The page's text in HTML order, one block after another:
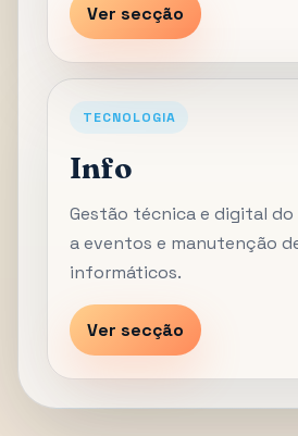
Ver secção
TECNOLOGIA
Info
Gestão técnica e digital do
a eventos e manutenção
informáticos.
Ver secção